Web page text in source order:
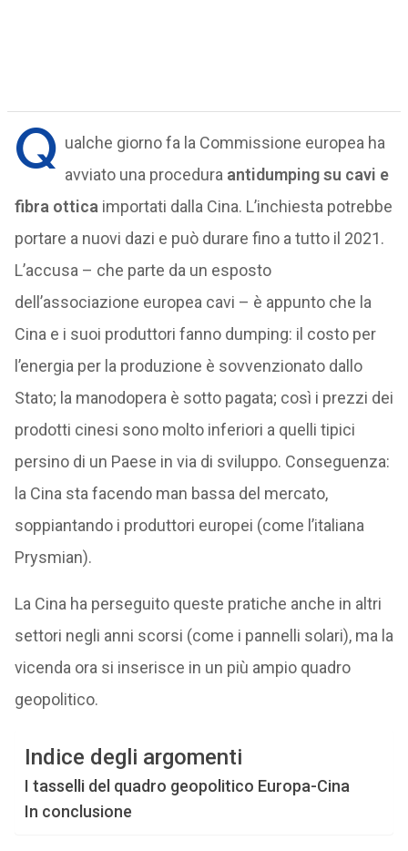
Q ualche giorno fa la Commissione europea ha
avviato una procedura antidumpingsu cavi e
fibra ottica importati dalla Cina. L’inchiesta potrebbe
portare a nuovi dazi e può durare fino a tutto il 2021.
L’accusa – che parte da un esposto
dell’associazione europea cavi – è appunto che la
Cina e i suoi produttori fanno dumping: il costo per
l’energia per la produzione è sovvenzionato dallo
Stato; la manodopera è sotto pagata; così i prezzi dei
prodotti cinesi sono molto inferiori a quelli tipici
persino di un Paese in via di sviluppo. Conseguenza:
la Cina sta facendo man bassa del mercato,
soppiantando i produttori europei (come l’italiana
Prysmian).
La Cina ha perseguito queste pratiche anche in altri
settori negli anni scorsi (come i pannelli solari), ma la
vicenda ora si inserisce in un più ampio quadro
geopolitico.
Indice degli argomenti
I tasselli del quadro geopolitico Europa-Cina
In conclusione